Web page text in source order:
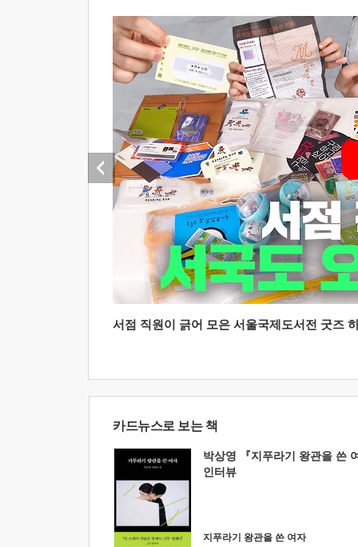
서점 직원이 긁어 모은 서울국제도서전 굿즈
카드뉴스로 보는 책
박상영 『지푸라기 왕관을 쓴
인터뷰
지푸라기 왕관을 쓴 여자